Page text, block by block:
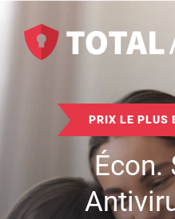
PRIX LE PLUS
Écon.